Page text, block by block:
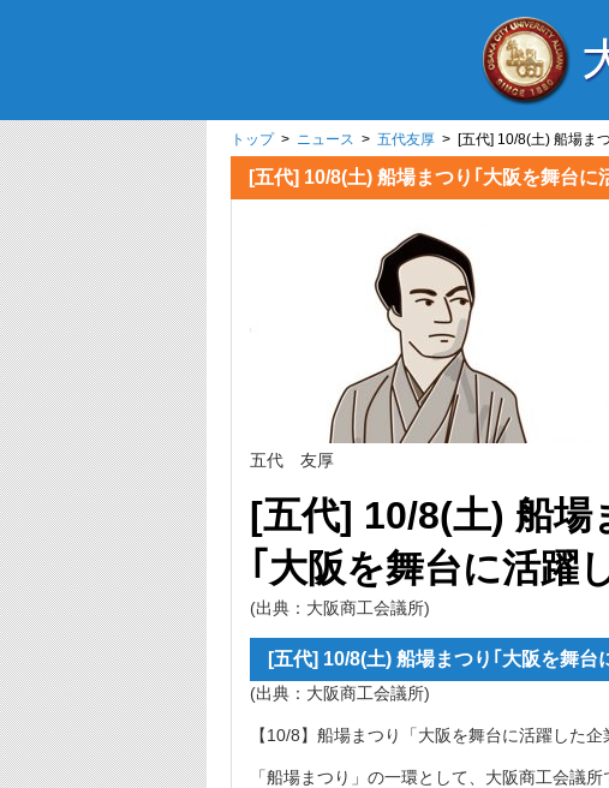
トップ> ニュース > 五代友厚 > [五代] 10/8(土) 船場ま
[五代] 10/8(土) 船場まつり｢大阪を舞台
五代 友厚
[五代] 10/8(土) 船場
｢大阪を舞台に活躍
(出典：大阪商工会議所)
[五代] 10/8(土) 船場まつり｢大阪を舞
(出典：大阪商工会議所)
【10/8】船場まつり「大阪を舞台に活躍した企
「船場まつり」の一環として、大阪商工会議